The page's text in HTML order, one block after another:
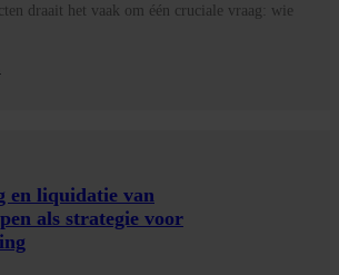
draait het vaak om één cruciale vraag: wie
en liquidatie van
als strategie voor